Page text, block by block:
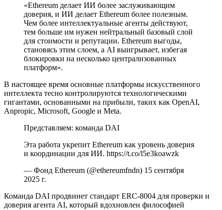
«Ethereum делает ИИ более заслуживающим
доверия, и ИИ делает Ethereum более полезным.
Чем более интеллектуальные агенты действуют,
тем больше им нужен нейтральный базовый слой
для стоимости и репутации. Ethereum выгоды,
становясь этим слоем, а AI выигрывает, избегая
блокировки на несколько централизованных
платформ».
В настоящее время основные платформы искусственного
интеллекта тесно контролируются технологическими
гигантами, основанными на прибыли, таких как OpenAI,
Anpropic, Microsoft, Google и Meta.
Представляем: команда DAI
Эта работа укрепит Ethereum как уровень доверия
и координации для ИИ. https://t.co/l5e3koawzk
— Фонд Ethereum (@ethereumfndn) 15 сентября
2025 г.
Команда DAI продвинет стандарт ERC-8004 для проверки и
доверия агента AI, который вдохновлен философией